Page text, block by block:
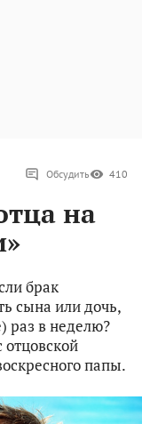
Обсудить 410
на
брак
сына или дочь,
раз в неделю?
отцовской
папы.